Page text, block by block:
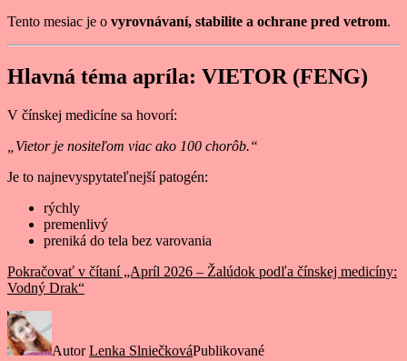
Tento mesiac je o vyrovnávaní, stabilite a ochrane pred vetrom.
Hlavná téma apríla: VIETOR (FENG)
V čínskej medicíne sa hovorí:
„Vietor je nositeľom viac ako 100 chorôb.“
Je to najnevyspytateľnejší patogén:
rýchly
premenlivý
preniká do tela bez varovania
Pokračovať v čítaní„Apríl 2026 – Žalúdok podľa čínskej medicíny:
Vodný Drak“
AutorLenka SlniečkováPublikované